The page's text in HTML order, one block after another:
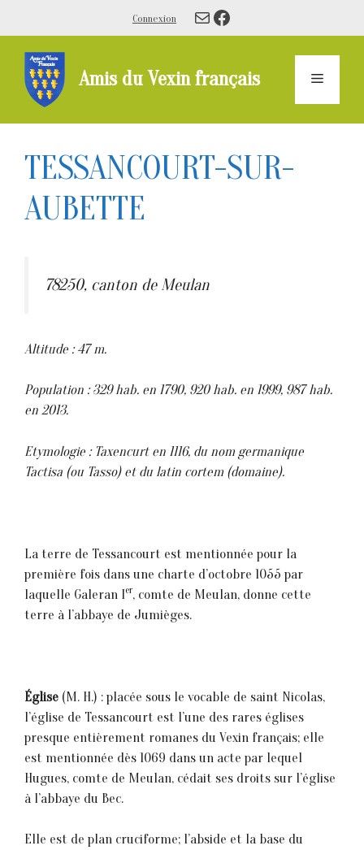
contenu
Connexion E-mailFacebook
Amis du Vexin français Menu
TESSANCOURT-SUR-
AUBETTE
78250, canton de Meulan
Altitude : 47 m.
Population : 329 hab. en 1790, 920 hab. en 1999, 987 hab.
en 2013.
Etymologie : Taxencurt en 1116, du nom germanique
Tactisa (ou Tasso) et du latin cortem (domaine).
La terre de Tessancourt est mentionnée pour la
première fois dans une charte d’octobre 1055 par
laquelle Galeran Ier, comte de Meulan, donne cette
terre à l’abbaye de Jumièges.
Église (M. H.) : placée sous le vocable de saint Nicolas,
l’église de Tessancourt est l’une des rares églises
presque entièrement romanes du Vexin français; elle
est mentionnée dès 1069 dans un acte par lequel
Hugues, comte de Meulan, cédait ses droits sur l’église
à l’abbaye du Bec.
Elle est de plan cruciforme; l’abside et la base du